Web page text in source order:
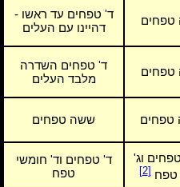
ד' טפחים עד ראשו -
דהיינו עם העלים
ד' טפחים השדרה
מלבד העלים
טפחים ששה טפחים
וג'
טפח[2]
ד' טפחים וד' חומשי
טפח